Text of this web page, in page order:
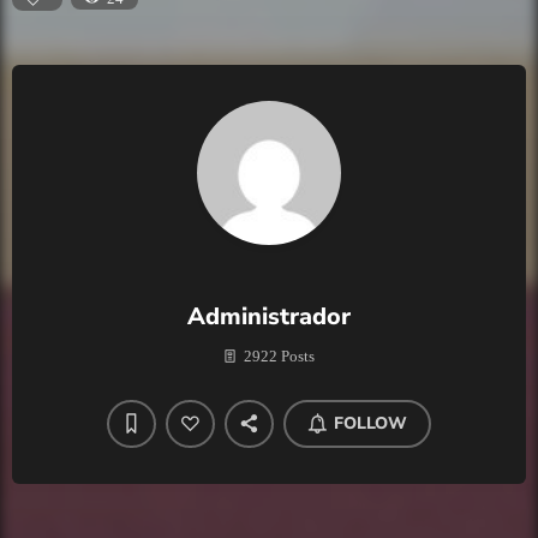
Administrador
2922 Posts
FOLLOW